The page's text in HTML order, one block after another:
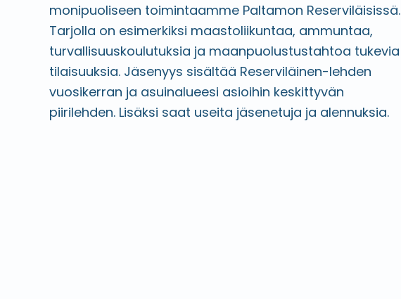
monipuoliseen toimintaamme Paltamon Reserviläisissä.
Tarjolla on esimerkiksi maastoliikuntaa, ammuntaa,
turvallisuuskoulutuksia ja maanpuolustustahtoa tukevia
tilaisuuksia. Jäsenyys sisältää Reserviläinen-lehden
vuosikerran ja asuinalueesi asioihin keskittyvän
piirilehden. Lisäksi saat useita jäsenetuja ja alennuksia.